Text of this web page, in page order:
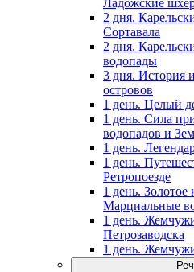
Ладожские
2 дня.
Сортавала
2 дня.
водопады
3 дня. История
островов
1 день. Целый
1 день. Сила
водопадов и
1 день.
1 день.
Ретропоезде
1 день. Золотое
Марциальные
1 день.
Петрозаводска
1 день.